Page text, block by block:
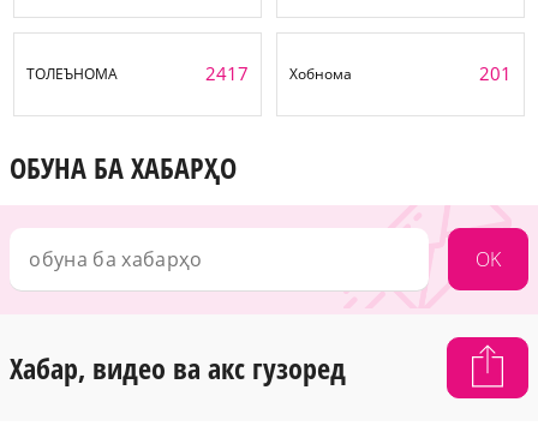
ТОЛЕЪНОМА 2417 Хобнома 201
ОБУНА БА ХАБАРҲО
OK
Хабар, видео ва акс гузоред